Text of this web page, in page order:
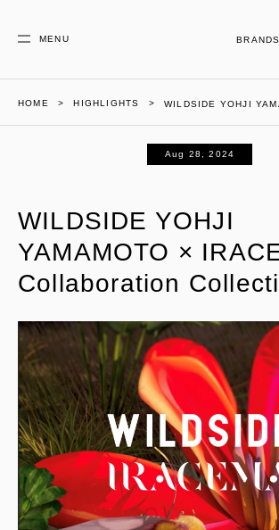
MENU
HOME HIGHLIGHTS WILDSIDE YOHJI
Aug 28, 2024
WILDSIDE YOHJI
YAMAMOTO ×
Collaboration